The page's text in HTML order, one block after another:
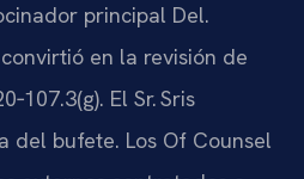
principal Del.
en la revisión de
El Sr. Sris
del bufete. Los Of Counsel